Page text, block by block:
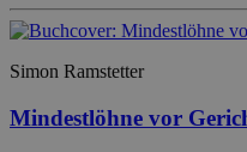
Simon Ramstetter
Mindestlöhne vor